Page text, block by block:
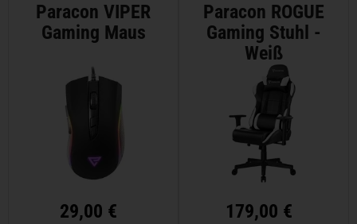
Paracon VIPER
Gaming Maus
29,00 €
Paracon ROGUE
Gaming Stuhl -
Weiß
179,00 €